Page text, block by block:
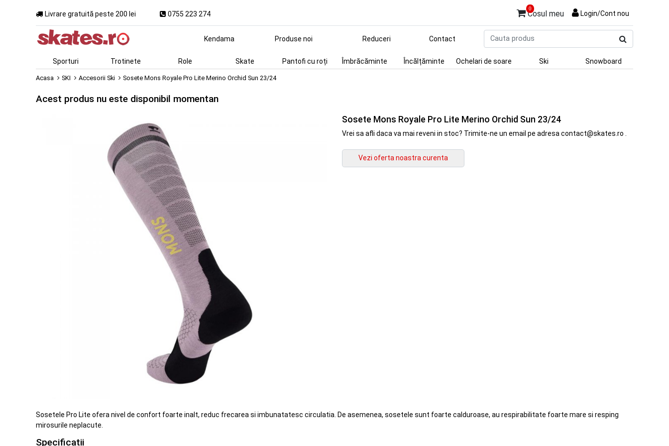
Livrare gratuită peste 200 lei 0755 223 274
0
Cosul meu Login/Cont nou
produs
Kendama Produse noi Reduceri Contact
Sporturi Trotinete Role Skate Pantofi cu roți Îmbrăcăminte Încălțăminte Ochelari de soare Ski Snowboard
Acasa SKI Accesorii Ski Sosete Mons Royale Pro Lite Merino Orchid Sun 23/24
Acest produs nu este disponibil momentan
Sosete Mons Royale Pro Lite Merino Orchid Sun 23/24
Vrei sa afli daca va mai reveni in stoc? Trimite-ne un email pe adresa contact@skates.ro .
Sosetele Pro Lite ofera nivel de confort foarte inalt, reduc frecarea si imbunatatesc circulatia. De asemenea, sosetele sunt foarte calduroase, au respirabilitate foarte mare si resping
mirosurile neplacute.
Specificatii